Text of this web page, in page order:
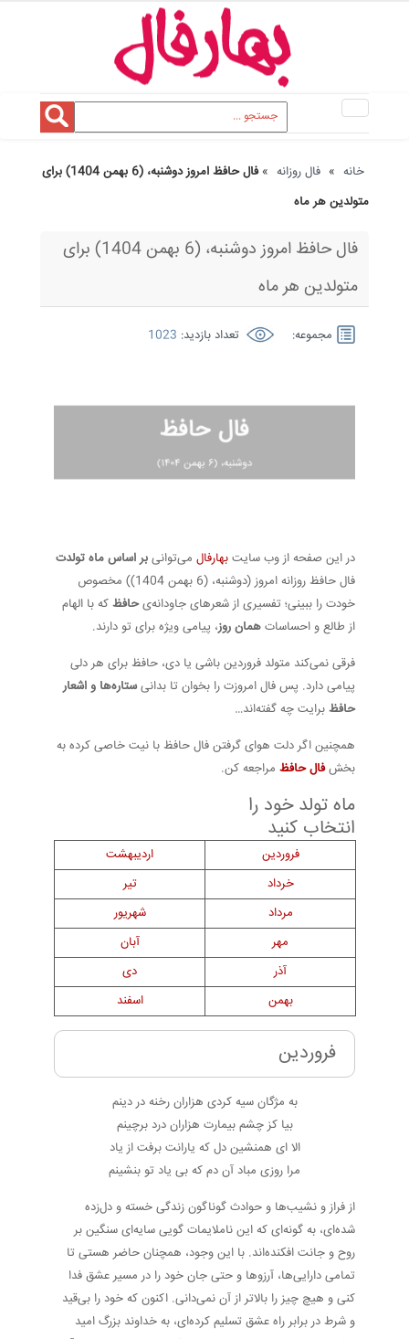
Toggle
navigation
خانه » فال روزانه »
فال حافظ امروز دوشنبه، (6 بهمن 1404) برای
متولدین هر ماه
فال حافظ امروز دوشنبه، (6 بهمن 1404) برای
متولدین هر ماه
مجموعه: تعداد بازدید: 1023
در این صفحه از وب سایت بهارفال می‌توانی بر اساس ماه تولدت
فال حافظ روزانه امروز (دوشنبه، (6 بهمن 1404)) مخصوص
خودت را ببینی؛ تفسیری از شعرهای جاودانه‌یحافظ که با الهام
از طالع و احساسات همان روز، پیامی ویژه برای تو دارند.
فرقی نمی‌کند متولد فروردین باشی یا دی، حافظ برای هر دلی
پیامی دارد. پس فال امروزت را بخوان تا بدانیستاره‌ها و اشعار
حافظ برایت چه گفته‌اند…
همچنین اگر دلت هوای گرفتن فال حافظ با نیت خاصی کرده به
بخشفال حافظ مراجعه کن.
ماه تولد خود را
انتخاب کنید
فروردین
اردیبهشت
خرداد
تیر
مرداد
شهریور
مهر
آبان
آذر
دی
بهمن
اسفند
فروردین
به مژگان سیه کردی هزاران رخنه در دینم
بیا کز چشم بیمارت هزاران درد برچینم
الا ای همنشین دل که یارانت برفت از یاد
مرا روزی مباد آن دم که بی یاد تو بنشینم
از فراز و نشیب‌ها و حوادث گوناگون زندگی خسته و دل‌زده
شده‌ای، به گونه‌ای که این ناملایمات گویی سایه‌ای سنگین بر
روح و جانت افکنده‌اند. با این وجود، همچنان حاضر هستی تا
تمامی دارایی‌ها، آرزوها و حتی جان خود را در مسیر عشق فدا
کنی و هیچ چیز را بالاتر از آن نمی‌دانی. اکنون که خود را بی‌قید
و شرط در برابر راه عشق تسلیم کرده‌ای، به خداوند بزرگ امید